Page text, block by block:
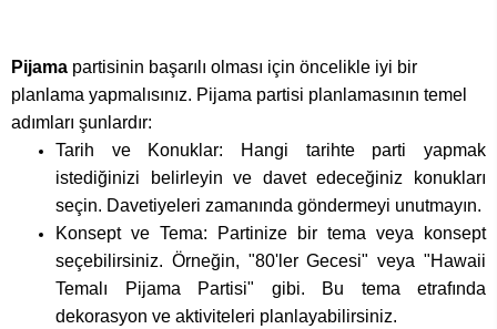
Pijama partisinin başarılı olması için öncelikle iyi bir
planlama yapmalısınız. Pijama partisi planlamasının temel
adımları şunlardır:
Tarih ve Konuklar: Hangi tarihte parti yapmak
istediğinizi belirleyin ve davet edeceğiniz konukları
seçin. Davetiyeleri zamanında göndermeyi unutmayın.
Konsept ve Tema: Partinize bir tema veya konsept
seçebilirsiniz. Örneğin, "80'ler Gecesi" veya "Hawaii
Temalı Pijama Partisi" gibi. Bu tema etrafında
dekorasyon ve aktiviteleri planlayabilirsiniz.